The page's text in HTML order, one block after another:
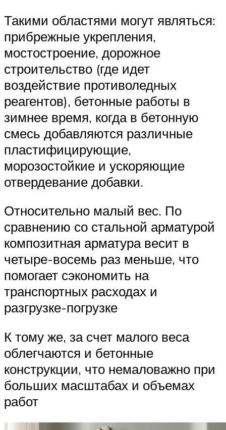
Такими областями могут являться:
прибрежные укрепления,
мостостроение, дорожное
строительство (где идет
воздействие противоледных
реагентов), бетонные работы в
зимнее время, когда в бетонную
смесь добавляются различные
пластифицирующие,
морозостойкие и ускоряющие
отвердевание добавки.
Относительно малый вес. По
сравнению со стальной арматурой
композитная арматура весит в
четыре-восемь раз меньше, что
помогает сэкономить на
транспортных расходах и
разгрузке-погрузке
К тому же, за счет малого веса
облегчаются и бетонные
конструкции, что немаловажно при
больших масштабах и объемах
работ